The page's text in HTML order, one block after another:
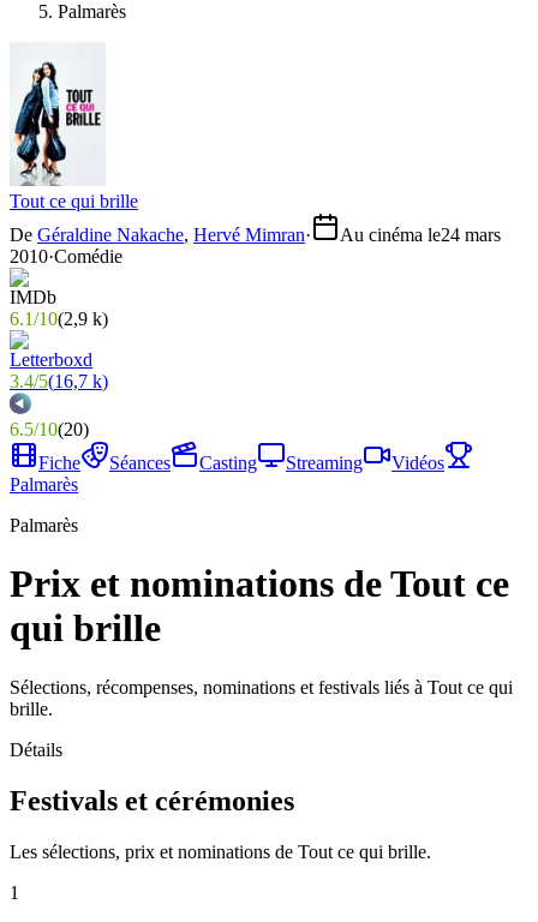
Palmarès
Tout ce qui brille
De Géraldine Nakache, Hervé Mimran· Au cinéma le24 mars
2010·Comédie
6.1/10(2,9 k)
3.4/5(16,7 k)
6.5/10(20)
Fiche
Séances Casting Streaming
Vidéos
Palmarès
Palmarès
Prix et nominations de Tout ce
qui brille
Sélections, récompenses, nominations et festivals liés à Tout ce qui
brille.
Détails
Festivals et cérémonies
Les sélections, prix et nominations de Tout ce qui brille.
1